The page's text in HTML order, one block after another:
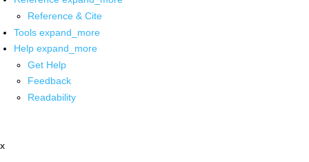
Reference & Cite
Tools expand_more
Help expand_more
Get Help
Feedback
Readability
x